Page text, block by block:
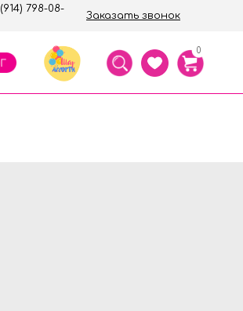
Заказать звонок
798-08-
0